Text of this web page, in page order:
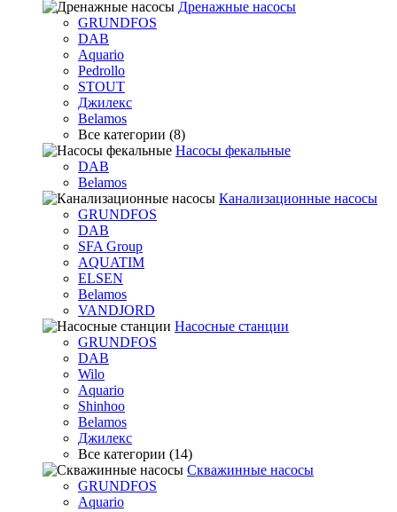
Дренажные насосы
GRUNDFOS
DAB
Aquario
Pedrollo
STOUT
Джилекс
Belamos
Все категории (8)
Насосы фекальные
DAB
Belamos
Канализационные насосы
GRUNDFOS
DAB
SFA Group
AQUATIM
ELSEN
Belamos
VANDJORD
Насосные станции
GRUNDFOS
DAB
Wilo
Aquario
Shinhoo
Belamos
Джилекс
Все категории (14)
Скважинные насосы
GRUNDFOS
Aquario